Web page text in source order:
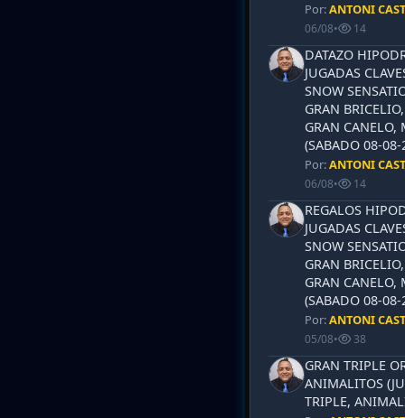
Por:ANTONI
06/08• 14
DATAZO
JUGADAS
SNOW
GRAN
GRAN CANELO,
(SABADO 08-
Por:ANTONI
06/08• 14
REGALOS
JUGADAS
SNOW
GRAN
GRAN CANELO,
(SABADO 08-
Por:ANTONI
05/08• 38
GRAN TRIPLE
ANIMALITOS
TRIPLE,